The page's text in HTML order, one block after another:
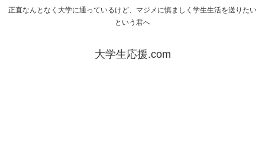
正直なんとなく大学に通っているけど、マジメに慎ましく学生生活を送りたい
という君へ
大学生応援.com